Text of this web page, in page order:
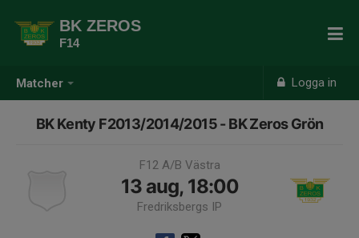
Matcher Logga in
BK ZEROS
F14
BK Kenty F2013/2014/2015 - BK Zeros Grön
F12 A/B Västra
13 aug, 18:00
Fredriksbergs IP